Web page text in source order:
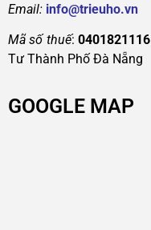
Email: info@trieuho.vn
Mã số thuế:0401821116
Tư Thành Phố Đà Nẵng
GOOGLE MAP